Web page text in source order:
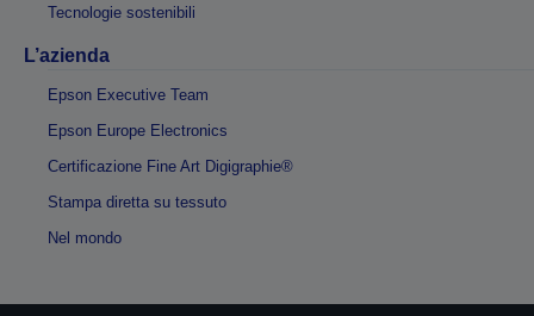
Tecnologie sostenibili
L’azienda
Epson Executive Team
Epson Europe Electronics
Certificazione Fine Art Digigraphie®
Stampa diretta su tessuto
Nel mondo